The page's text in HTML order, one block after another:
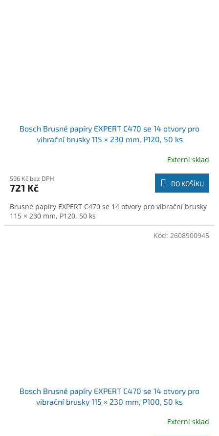
Bosch Brusné papíry EXPERT C470 se 14 otvory pro
vibrační brusky 115 × 230 mm, P120, 50 ks
Externí sklad
596 Kč bez DPH
721 Kč DO KOŠÍKU
Brusné papíry EXPERT C470 se 14 otvory pro vibrační brusky
115 × 230 mm, P120, 50 ks
Bosch Brusné papíry EXPERT C470 se 14 otvory pro
vibrační brusky 115 × 230 mm, P100, 50 ks
Externí sklad
Kód: 2608900945